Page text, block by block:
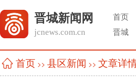
晋城新闻网
jcnews.com.cn
首页
晋城
首页 >> 县区新闻 >> 文章详